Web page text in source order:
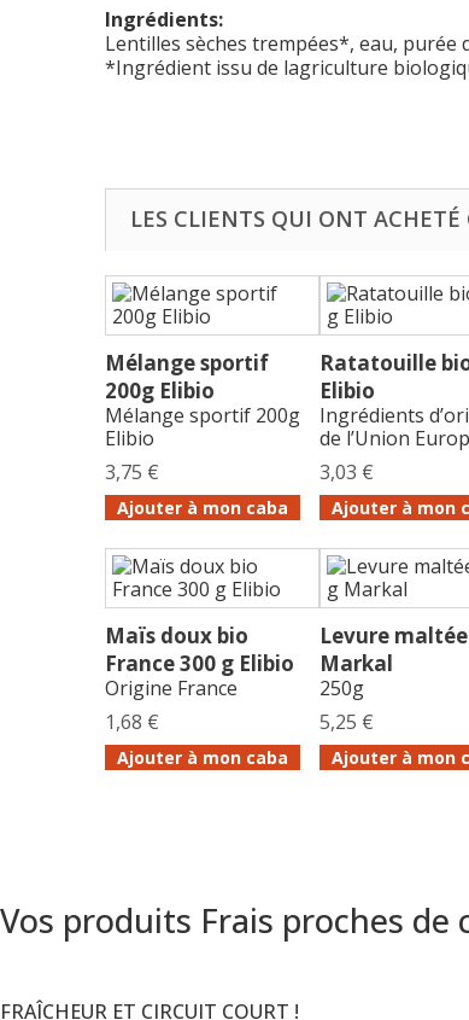
Ingrédients:
Lentilles sèches trempées*, eau, purée
*Ingrédient issu de lagriculture
LES CLIENTS QUI ONT
Mélange sportif
200g Elibio
Mélange sportif 200g
Elibio
3,75 €
Ajouter à mon caba
Ratatouille
Elibio
Ingrédients
de l’Union
3,03 €
Ajouter à mon
Maïs doux bio
France 300 g Elibio
Origine France
1,68 €
Ajouter à mon caba
Levure
Markal
250g
5,25 €
Ajouter à mon
Vos produits Frais proches de
FRAÎCHEUR ET CIRCUIT COURT !